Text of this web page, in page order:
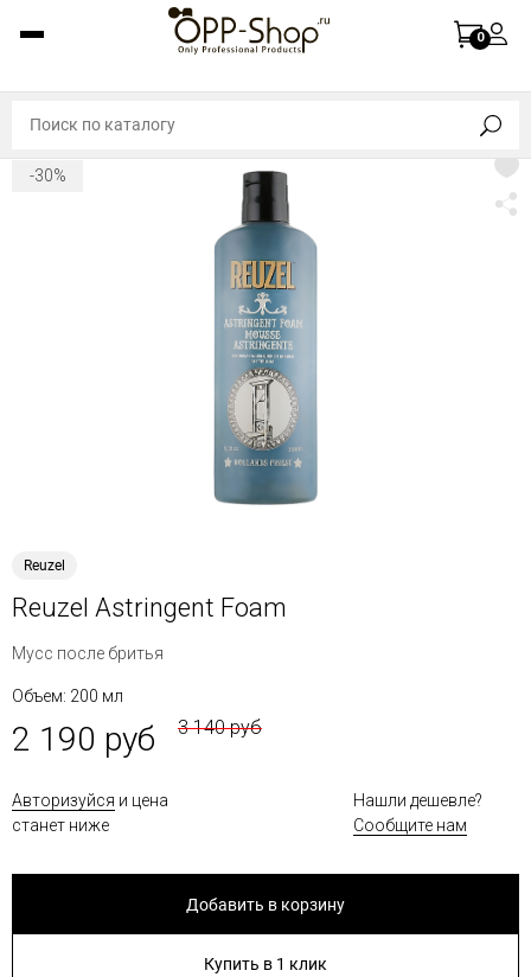
0
-30%
Reuzel
Reuzel Astringent Foam
Мусс после бритья
Объем: 200 мл
2 190 руб 3 140 руб
Авторизуйся и цена
станет ниже
Нашли дешевле?
Сообщите нам
Добавить в корзину
Купить в 1 клик